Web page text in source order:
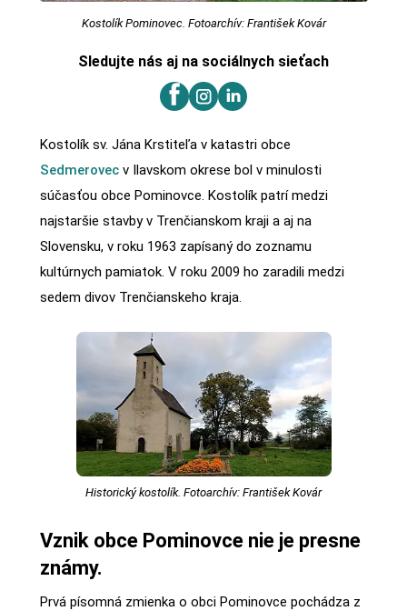
Kostolík Pominovec. Fotoarchív: František Kovár
Sledujte nás aj na sociálnych sieťach
Kostolík sv. Jána Krstiteľa v katastri obce
Sedmerovecv Ilavskom okrese bol v minulosti
súčasťou obce Pominovce. Kostolík patrí medzi
najstaršie stavby v Trenčianskom kraji a aj na
Slovensku, v roku 1963 zapísaný do zoznamu
kultúrnych pamiatok. V roku 2009 ho zaradili medzi
sedem divov Trenčianskeho kraja.
Historický kostolík. Fotoarchív: František Kovár
Vznik obce Pominovce nie je presne
známy.
Prvá písomná zmienka o obci Pominovce pochádza z